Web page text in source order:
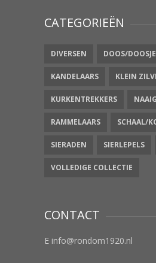
CATEGORIEËN
DIVERSEN DOOS/DOOSJE
KANDELAARS KLEIN
KURKENTREKKERS
RAMMELAARS SCHAAL/
SIERADEN SIERLEPELS
VOLLEDIGE COLLECTIE
CONTACT
E info@rondom1920.nl